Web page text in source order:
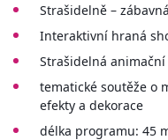
Strašidelně –
Interaktivní hraná
Strašidelná
tematické soutěže o
efekty a dekorace
délka programu: 45